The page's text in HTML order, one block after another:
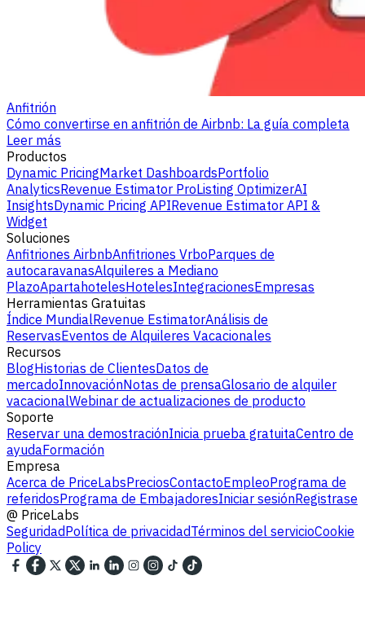
Anfitrión
Cómo convertirse en anfitrión de Airbnb: La guía completa
Leer más
Productos
Dynamic PricingMarket DashboardsPortfolio
AnalyticsRevenue Estimator ProListing OptimizerAI
InsightsDynamic Pricing APIRevenue Estimator API &
Widget
Soluciones
Anfitriones AirbnbAnfitriones VrboParques de
autocaravanasAlquileres a Mediano
PlazoApartahotelesHotelesIntegracionesEmpresas
Herramientas Gratuitas
Índice MundialRevenue EstimatorAnálisis de
ReservasEventos de Alquileres Vacacionales
Recursos
BlogHistorias de ClientesDatos de
mercadoInnovaciónNotas de prensaGlosario de alquiler
vacacionalWebinar de actualizaciones de producto
Soporte
Reservar una demostraciónInicia prueba gratuitaCentro de
ayudaFormación
Empresa
Acerca de PriceLabsPreciosContactoEmpleoPrograma de
referidosPrograma de EmbajadoresIniciar sesiónRegistrase
@ PriceLabs
SeguridadPolítica de privacidadTérminos del servicioCookie
Policy